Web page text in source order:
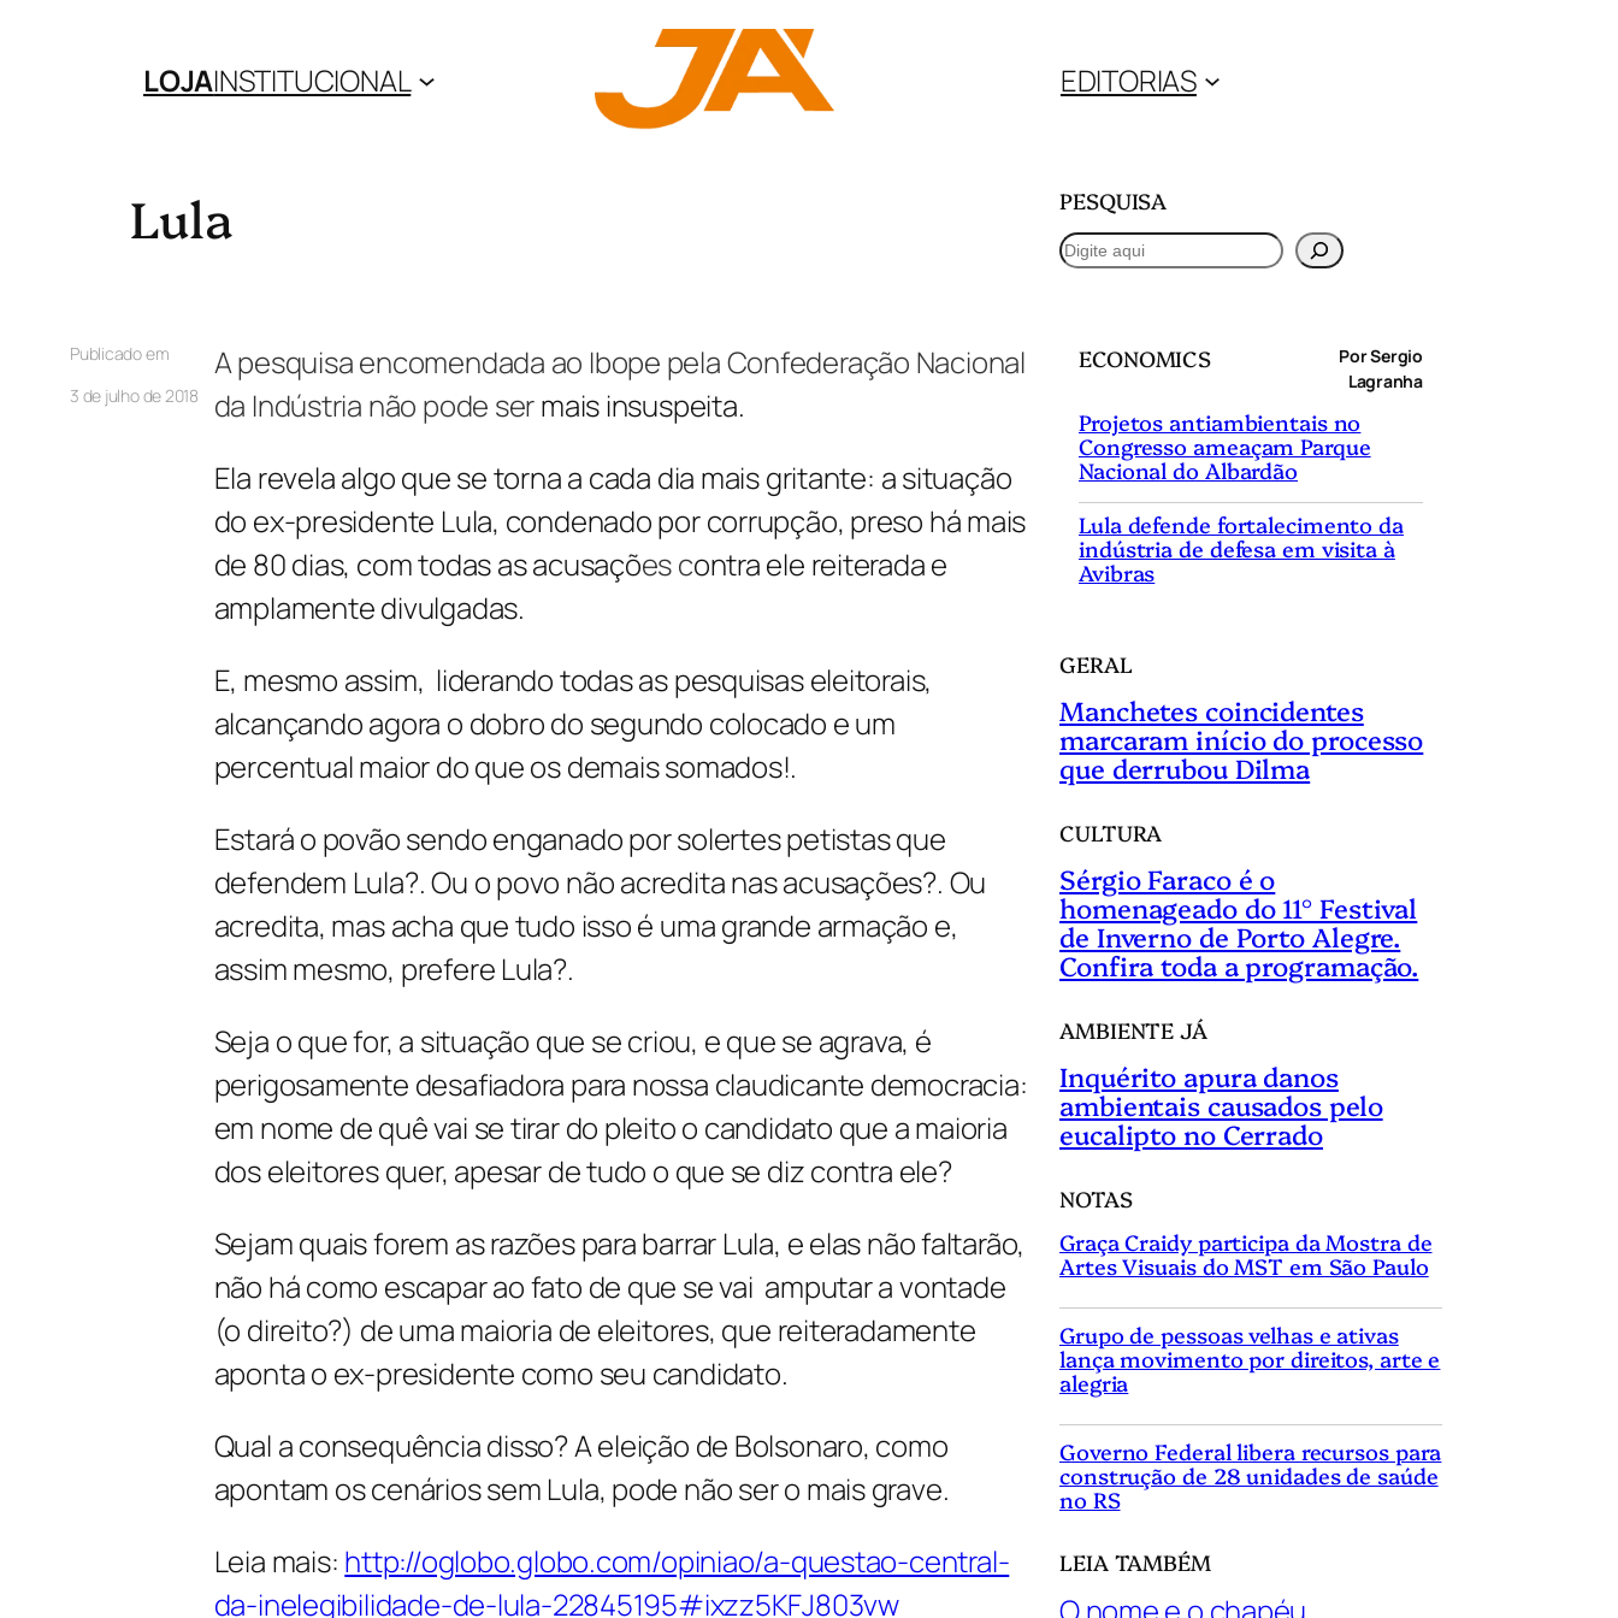
LOJAINSTITUCIONAL EDITORIAS
Lula
Publicado em
3 de julho de 2018
A pesquisa encomendada ao Ibope pela Confederação Nacional
da Indústria não pode sermais insuspeita.
Ela revela algo que se torna a cada dia mais gritante: a situação
do ex-presidente Lula, condenado por corrupção, preso há mais
de 80 dias, com todas as acusações contra ele reiterada e
amplamente divulgadas.
E, mesmo assim, liderando todas as pesquisas eleitorais,
alcançando agora o dobro do segundo colocado e um
percentual maior do que os demais somados!.
Estará o povão sendo enganado por solertes petistas que
defendem Lula?. Ou o povo não acredita nas acusações?. Ou
acredita, mas acha que tudo isso é uma grande armação e,
assim mesmo, prefere Lula?.
Seja o que for, a situação que se criou, e que se agrava, é
perigosamente desafiadora para nossa claudicante democracia:
em nome de quê vai se tirar do pleito o candidato que a maioria
dos eleitores quer, apesar de tudo o que se diz contra ele?
Sejam quais forem as razões para barrar Lula, e elas não faltarão,
não há como escapar ao fato de que se vai amputar a vontade
(o direito?) de uma maioria de eleitores, que reiteradamente
aponta o ex-presidente como seu candidato.
Qual a consequência disso? A eleição de Bolsonaro, como
apontam os cenários sem Lula, pode não ser o mais grave.
Leia mais: http://oglobo.globo.com/opiniao/a-questao-central-
da-inelegibilidade-de-lula-22845195#ixzz5KFJ803vw
PESQUISA
P
ECONOMICS
Por Sergio
Lagranha
Projetos antiambientais no
Congresso ameaçam Parque
Nacional do Albardão
Lula defende fortalecimento da
indústria de defesa em visita à
Avibras
GERAL
Manchetes coincidentes
marcaram início do processo
que derrubou Dilma
CULTURA
Sérgio Faraco é o
homenageado do 11° Festival
de Inverno de Porto Alegre.
Confira toda a programação.
AMBIENTE JÁ
Inquérito apura danos
ambientais causados pelo
eucalipto no Cerrado
NOTAS
Graça Craidy participa da Mostra de
Artes Visuais do MST em São Paulo
Grupo de pessoas velhas e ativas
lança movimento por direitos, arte e
alegria
Governo Federal libera recursos para
construção de 28 unidades de saúde
no RS
LEIA TAMBÉM